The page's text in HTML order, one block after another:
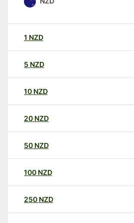
1 NZD
5 NZD
10 NZD
20 NZD
50 NZD
100 NZD
250 NZD